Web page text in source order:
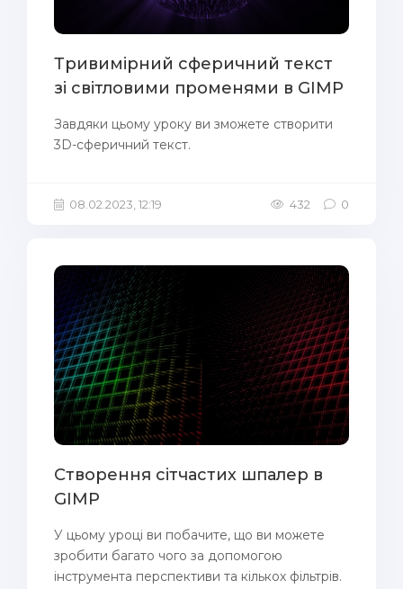
Тривимірний сферичний текст
зі світловими променями в GIMP
Завдяки цьому уроку ви зможете створити
3D-сферичний текст.
08.02.2023, 12:19 432 0
Створення сітчастих шпалер в
GIMP
У цьому уроці ви побачите, що ви можете
зробити багато чого за допомогою
інструмента перспективи та кількох фільтрів.